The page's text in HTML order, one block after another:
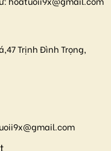
Trịnh Đình Trọng,